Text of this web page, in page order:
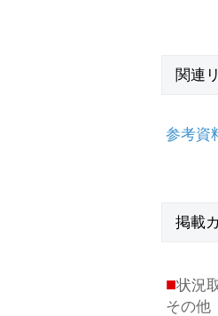
関連
参考資
掲載
■状況
その他